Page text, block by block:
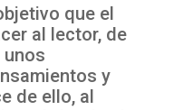
que el
al lector, de
y
de ello, al